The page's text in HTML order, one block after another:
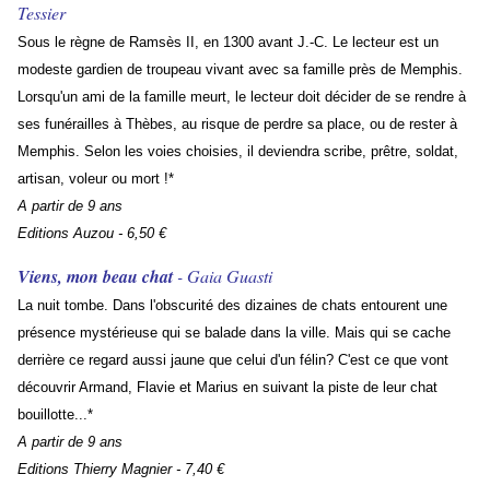
Tessier
Sous le règne de Ramsès II, en 1300 avant J.-C. Le lecteur est un
modeste gardien de troupeau vivant avec sa famille près de Memphis.
Lorsqu'un ami de la famille meurt, le lecteur doit décider de se rendre à
ses funérailles à Thèbes, au risque de perdre sa place, ou de rester à
Memphis. Selon les voies choisies, il deviendra scribe, prêtre, soldat,
artisan, voleur ou mort !*
A partir de 9 ans
Editions Auzou - 6,50 €
Viens, mon beau chat- Gaia Guasti
La nuit tombe. Dans l'obscurité des dizaines de chats entourent une
présence mystérieuse qui se balade dans la ville. Mais qui se cache
derrière ce regard aussi jaune que celui d'un félin? C'est ce que vont
découvrir Armand, Flavie et Marius en suivant la piste de leur chat
bouillotte...*
A partir de 9 ans
Editions Thierry Magnier - 7,40 €